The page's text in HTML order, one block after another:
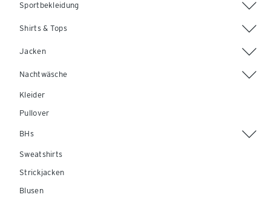
Sportbekleidung
Shirts & Tops
Jacken
Nachtwäsche
Kleider
Pullover
BHs
Sweatshirts
Strickjacken
Blusen